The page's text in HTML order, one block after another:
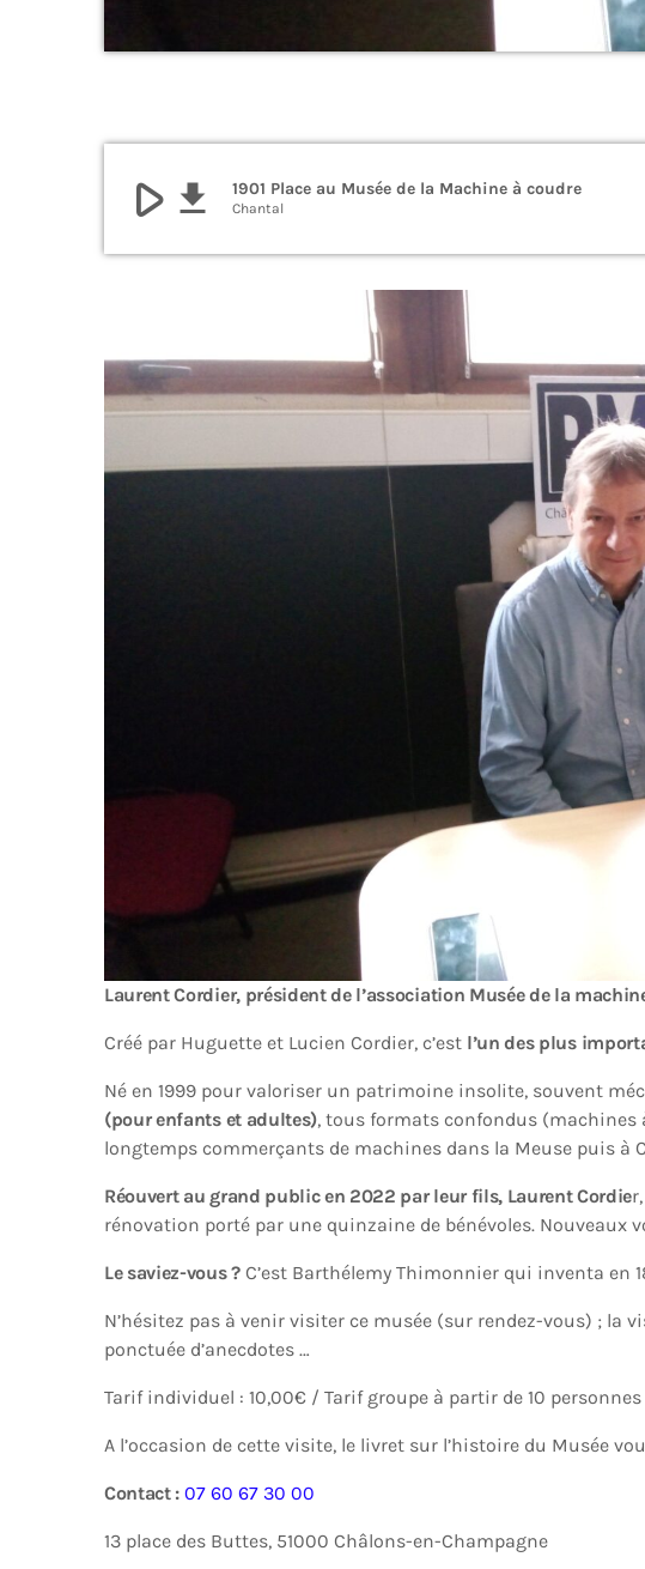
play_arrowfile_download 1901 Place au Musée de la Machine à coudre
Chantal
Laurent Cordier, président de l’association Musée de la
Créé par Huguette et Lucien Cordier, c’est l’un des plus
Né en 1999 pour valoriser un patrimoine insolite, souvent
(pour enfants et adultes), tous formats confondus (machines
longtemps commerçants de machines dans la Meuse puis à
Réouvert au grand public en 2022 par leur fils, Laurent Cordie
rénovation porté par une quinzaine de bénévoles. Nouveaux
Le saviez-vous ?C’est Barthélemy Thimonnier qui inventa en
N’hésitez pas à venir visiter ce musée (sur rendez-vous) ; la
ponctuée d’anecdotes …
Tarif individuel : 10,00€ / Tarif groupe à partir de 10
A l’occasion de cette visite, le livret sur l’histoire du Musée
Contact : 07 60 67 30 00
13 place des Buttes, 51000 Châlons-en-Champagne